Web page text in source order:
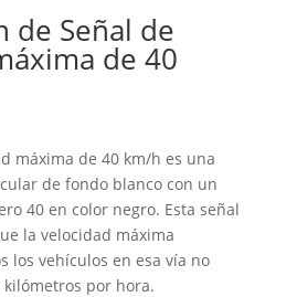
de Señal de
de 40
máxima de 40 km/h es una
de fondo blanco con un
40 en color negro. Esta señal
la velocidad máxima
los vehículos en esa vía no
por hora.